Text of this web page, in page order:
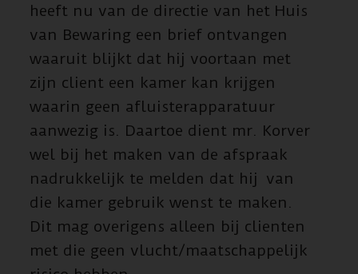
heeft nu van de directie van het Huis
van Bewaring een brief ontvangen
waaruit blijkt dat hij voortaan met
zijn client een kamer kan krijgen
waarin geen afluisterapparatuur
aanwezig is. Daartoe dient mr. Korver
wel bij het maken van de afspraak
nadrukkelijk te melden dat hij van
die kamer gebruik wenst te maken.
Dit mag overigens alleen bij clienten
met die geen vlucht/maatschappelijk